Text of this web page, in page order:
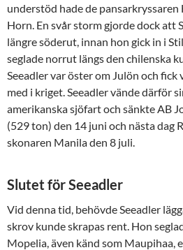
understöd hade de pansarkryssaren
Horn. En svår storm gjorde dock att
längre söderut, innan hon gick in i
seglade norrut längs den chilenska
Seeadler var öster om Julön och
med i kriget. Seeadler vände därför
amerikanska sjöfart och sänkte AB
(529 ton) den 14 juni och nästa dag
skonaren Manila den 8 juli.
Slutet för Seeadler
Vid denna tid, behövde Seeadler
skrov kunde skrapas rent. Hon
Mopelia, även känd som Maupihaa,